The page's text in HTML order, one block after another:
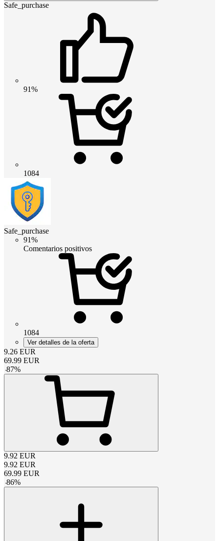
Safe_purchase
91%
1084
Safe_purchase
91%
Comentarios positivos
1084
Ver detalles de la oferta
9.26 EUR
69.99 EUR
-87%
9.92 EUR
9.92 EUR
69.99 EUR
-86%